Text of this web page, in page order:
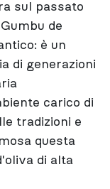
sul passato
de
è un
di generazioni
carico di
tradizioni e
questa
di alta